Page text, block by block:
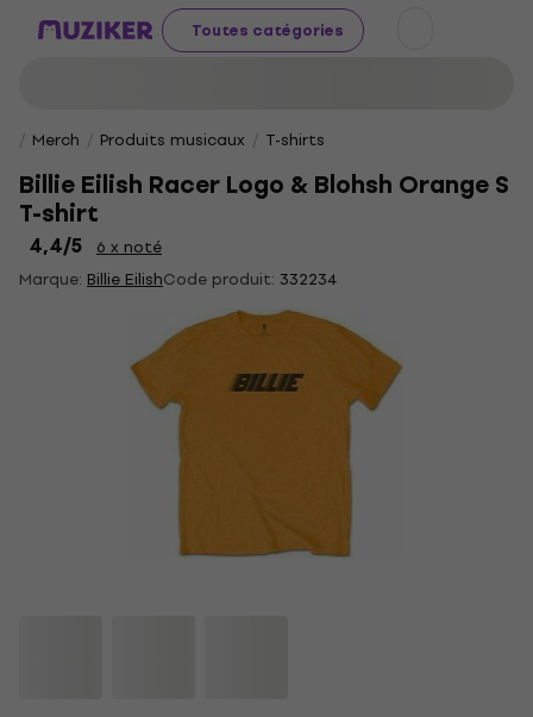
Toutes catégories
Merch Produits musicaux T-shirts
Billie Eilish Racer Logo & Blohsh Orange S
T-shirt
4,4/5
6 x noté
Marque: Billie EilishCode produit: 332234